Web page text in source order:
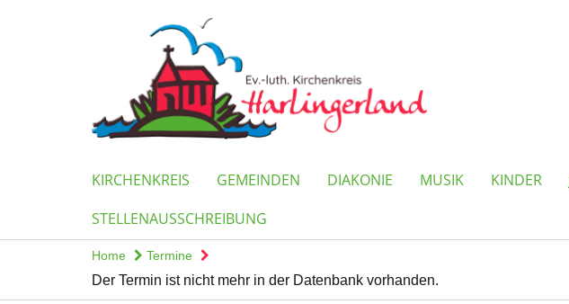
KIRCHENKREIS GEMEINDEN DIAKONIE MUSIK KINDER
STELLENAUSSCHREIBUNG
Home Termine
Der Termin ist nicht mehr in der Datenbank vorhanden.